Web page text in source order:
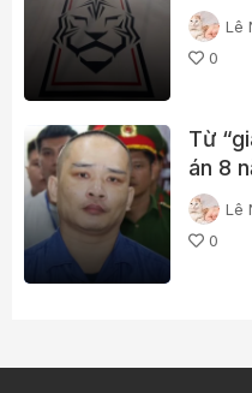
gái
đột
Lê
0
Từ
án 8
quaLê
0